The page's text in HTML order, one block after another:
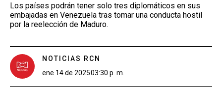
Los países podrán tener solo tres diplomáticos en sus
embajadas en Venezuela tras tomar una conducta hostil
por la reelección de Maduro.
NOTICIAS RCN
ene 14 de 202503:30 p. m.